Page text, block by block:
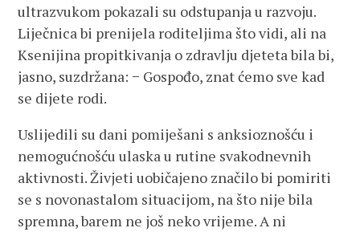
ultrazvukom pokazali su odstupanja u razvoju.
Liječnica bi prenijela roditeljima što vidi, ali na
Ksenijina propitkivanja o zdravlju djeteta bila bi,
jasno, suzdržana: − Gospođo, znat ćemo sve kad
se dijete rodi.
Uslijedili su dani pomiješani s anksioznošću i
nemogućnošću ulaska u rutine svakodnevnih
aktivnosti. Živjeti uobičajeno značilo bi pomiriti
se s novonastalom situacijom, na što nije bila
spremna, barem ne još neko vrijeme. A ni